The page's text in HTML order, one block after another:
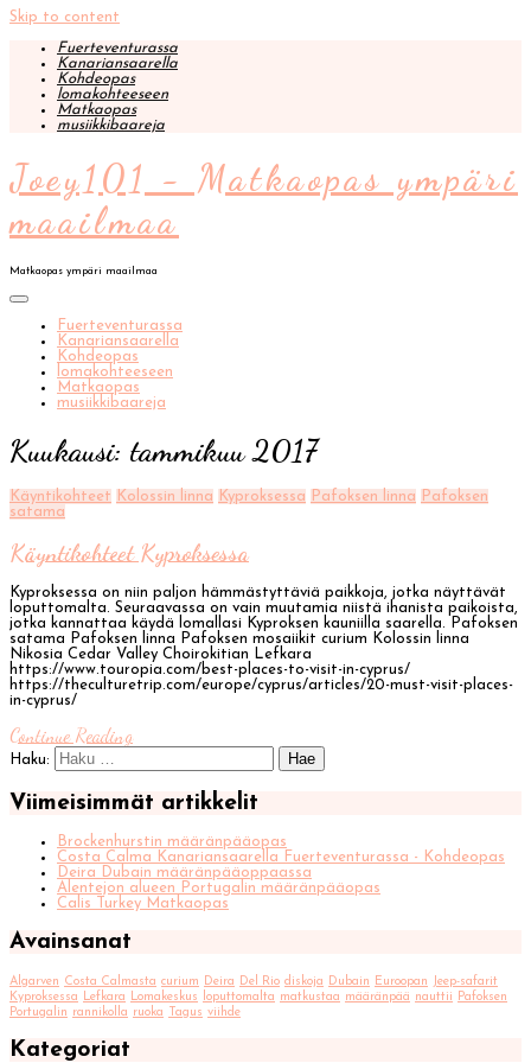
Skip to content
Fuerteventurassa
Kanariansaarella
Kohdeopas
lomakohteeseen
Matkaopas
musiikkibaareja
Joey101 - Matkaopas ympäri
maailmaa
Matkaopas ympäri maailmaa
Fuerteventurassa
Kanariansaarella
Kohdeopas
lomakohteeseen
Matkaopas
musiikkibaareja
Kuukausi: tammikuu 2017
Käyntikohteet Kolossin linna Kyproksessa Pafoksen linna
Pafoksen
satama
Käyntikohteet Kyproksessa
Kyproksessa on niin paljon hämmästyttäviä paikkoja, jotka näyttävät
loputtomalta. Seuraavassa on vain muutamia niistä ihanista paikoista,
jotka kannattaa käydä lomallasi Kyproksen kauniilla saarella. Pafoksen
satama Pafoksen linna Pafoksen mosaiikit curium Kolossin linna
Nikosia Cedar Valley Choirokitian Lefkara
https://www.touropia.com/best-places-to-visit-in-cyprus/
https://theculturetrip.com/europe/cyprus/articles/20-must-visit-places-
in-cyprus/
Continue Reading
Haku:
Viimeisimmät artikkelit
Brockenhurstin määränpääopas
Costa Calma Kanariansaarella Fuerteventurassa - Kohdeopas
Deira Dubain määränpääoppaassa
Alentejon alueen Portugalin määränpääopas
Calis Turkey Matkaopas
Avainsanat
Algarven Costa Calmasta curium Deira Del Rio diskoja Dubain Euroopan
Jeep-safarit
Kyproksessa
Lefkara Lomakeskus loputtomalta matkustaa määränpää nauttii
Pafoksen
Portugalin rannikolla ruoka Tagus viihde
Kategoriat